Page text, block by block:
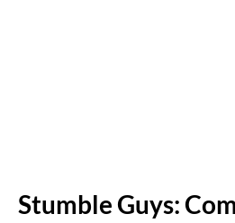
Stumble Guys: